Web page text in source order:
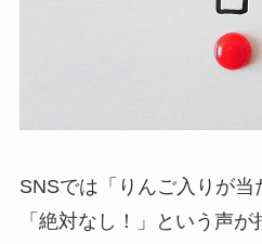
SNSでは「りんご入りが当
「絶対なし！」という声